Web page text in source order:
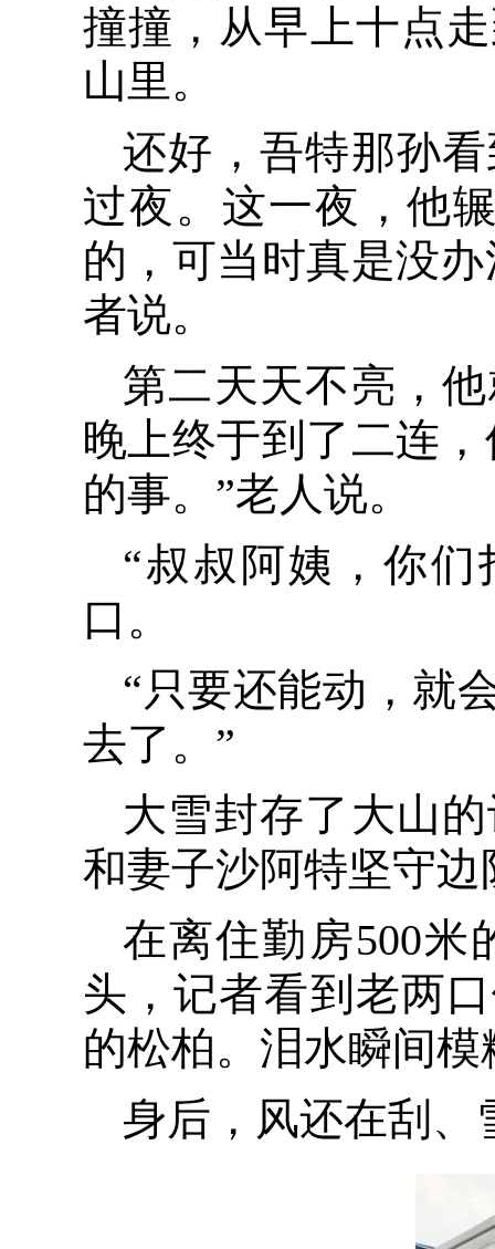
撞撞，从早上十点
山里。
还好，吾特那孙
过夜。这一夜，他
的，可当时真是没
者说。
第二天天不亮，
晚上终于到了二连
的事。”老人说。
“叔叔阿姨，你
口。
“只要还能动，就
去了。”
大雪封存了大山
和妻子沙阿特坚守
在离住勤房500米
头，记者看到老两
的松柏。泪水瞬间
身后，风还在刮